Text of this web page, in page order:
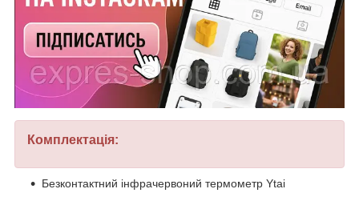
Комплектація:
Безконтактний інфрачервоний термометр Ytai